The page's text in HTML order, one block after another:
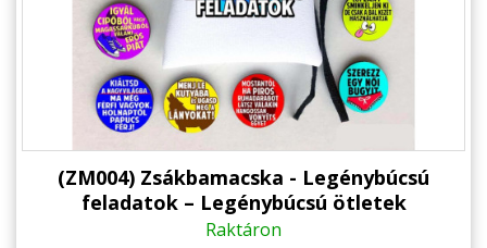
(ZM004) Zsákbamacska - Legénybúcsú
feladatok – Legénybúcsú ötletek
Raktáron